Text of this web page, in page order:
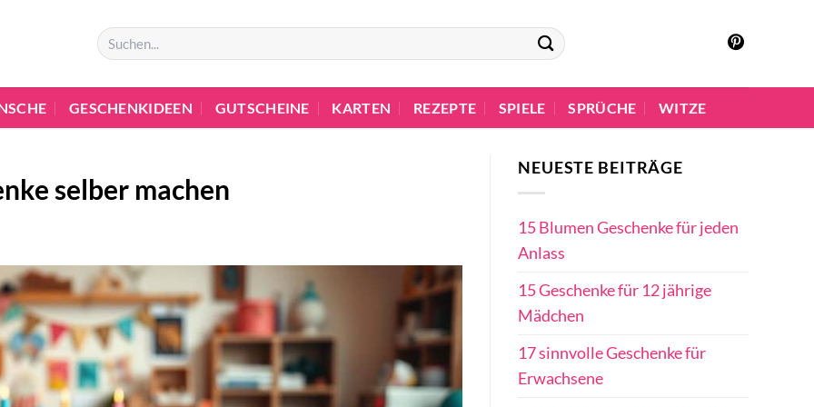
GESCHENKIDEEN GUTSCHEINE KARTEN REZEPTE SPIELE SPRÜCHE WITZE
selber machen
NEUESTE BEITRÄGE
15 Blumen Geschenke für jeden
Anlass
15 Geschenke für 12 jährige
Mädchen
17 sinnvolle Geschenke für
Erwachsene